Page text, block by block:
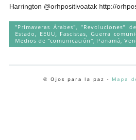
Harrington @orhpositivoatak http://
"Primaveras Árabes", "Revoluciones"
Estado
EEUU Fascistas ,Guerra
Medios de "comunicación"
Panamá
© Ojos para la paz - Mapa